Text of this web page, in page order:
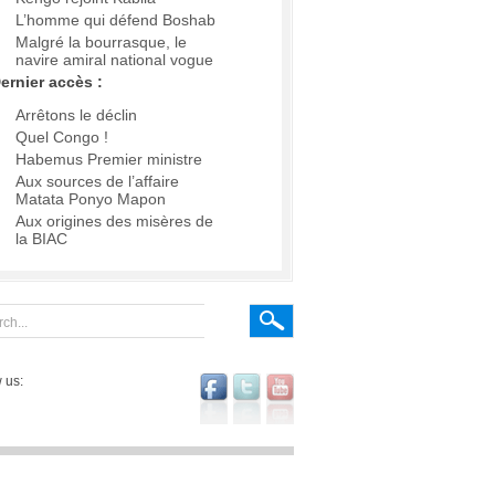
L’homme qui défend Boshab
Malgré la bourrasque, le
navire amiral national vogue
accès :
Arrêtons le déclin
Quel Congo !
Habemus Premier ministre
Aux sources de l’affaire
Matata Ponyo Mapon
Aux origines des misères de
la BIAC
us: